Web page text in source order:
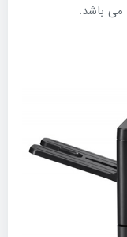
می باشد.